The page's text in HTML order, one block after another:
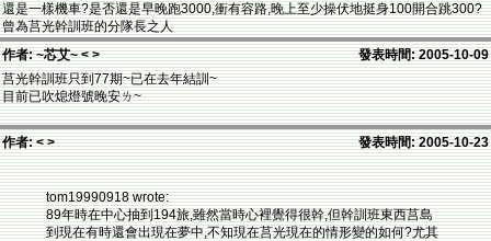
還是一樣機車?是否還是早晚跑3000,衝有容路,晚上至少操伏地挺身100開合跳300?
曾為莒光幹訓班的分隊長之人
作者: ~芯艾~ < >
發表時間: 2005-10-09
莒光幹訓班只到77期~已在去年結訓~
目前已吹熄燈號晚安ㄌ~
作者: < > 發表時間: 2005-10-23
tom19990918 wrote:
89年時在中心抽到194旅,雖然當時心裡覺得很幹,但幹訓班東西莒島
到現在有時還會出現在夢中,不知現在莒光現在的情形變的如何?尤其